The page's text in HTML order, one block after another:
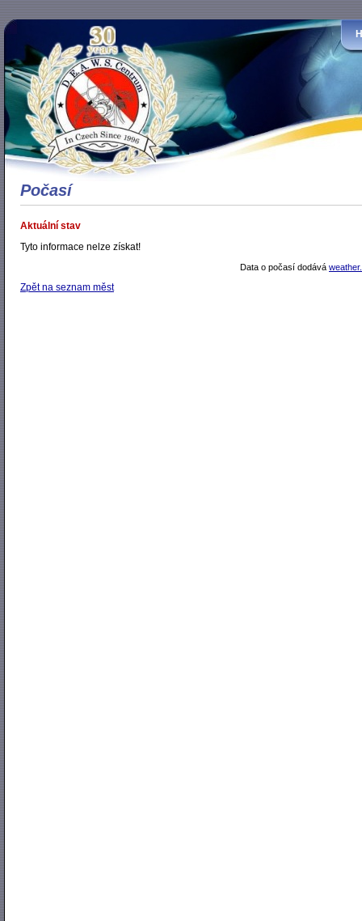
Počasí
Aktuální stav
Tyto informace nelze získat!
Data o počasí dodává
Zpět na seznam měst